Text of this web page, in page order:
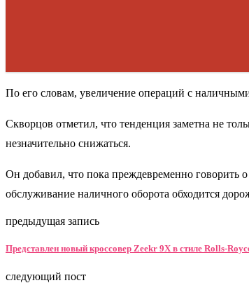
По его словам, увеличение операций с
Скворцов отметил, что тенденция заметна не
незначительно снижаться.
Он добавил, что пока преждевременно говорить
обслуживание наличного оборота обходится
предыдущая запись
Представлен новый кроссовер Zeekr 9X в стиле Rolls-
следующий пост